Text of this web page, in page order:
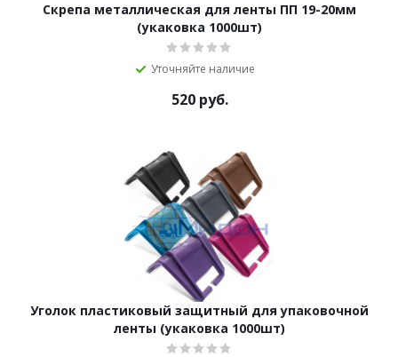
Скрепа металлическая для ленты ПП 19-20мм
(укаковка 1000шт)
Уточняйте наличие
520руб.
Уголок пластиковый защитный для упаковочной
ленты (укаковка 1000шт)